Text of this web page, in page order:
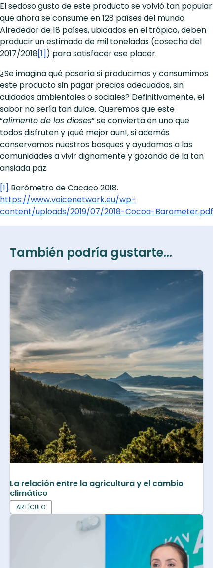
El sedoso gusto de este producto se volvió tan popular
que ahora se consume en 128 países del mundo.
Alrededor de 18 países, ubicados en el trópico, deben
producir un estimado de mil toneladas (cosecha del
2017/2018[1] ) para satisfacer ese placer.
¿Se imagina qué pasaría si producimos y consumimos
este producto sin pagar precios adecuados, sin
cuidados ambientales o sociales? Definitivamente, el
sabor no sería tan dulce. Queremos que este
“alimento de los dioses” se convierta en uno que
todos disfruten y ¡qué mejor aun!, si además
conservamos nuestros bosques y ayudamos a las
comunidades a vivir dignamente y gozando de la tan
ansiada paz.
[1] Barómetro de Cacaco 2018.
https://www.voicenetwork.eu/wp-
content/uploads/2019/07/2018-Cocoa-Barometer.pdf
También podría gustarte...
La relación entre la agricultura y el cambio
climático
ARTÍCULO